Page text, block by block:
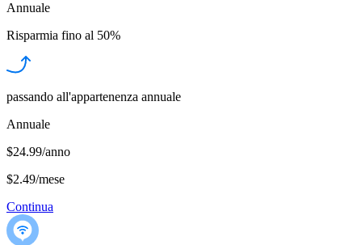
Annuale
Risparmia fino al 50%
passando all'appartenenza annuale
Annuale
$24.99/anno
$2.49/mese
Continua